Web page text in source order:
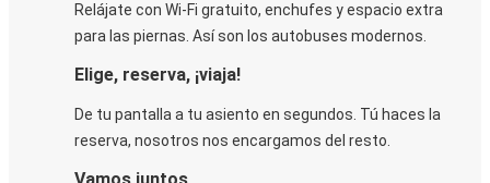
Relájate con Wi-Fi gratuito, enchufes y espacio extra
para las piernas. Así son los autobuses modernos.
Elige, reserva, ¡viaja!
De tu pantalla a tu asiento en segundos. Tú haces la
reserva, nosotros nos encargamos del resto.